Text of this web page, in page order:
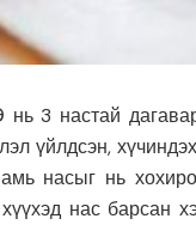
3 настай
үйлдсэн,
насыг нь
нас барсан